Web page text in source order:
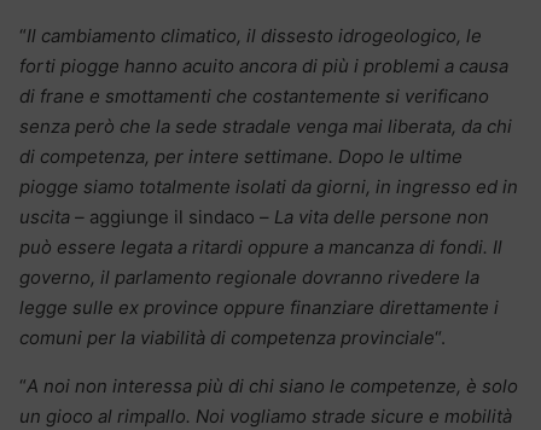
“Il cambiamento climatico, il dissesto idrogeologico, le
forti piogge hanno acuito ancora di più i problemi a causa
di frane e smottamenti che costantemente si verificano
senza però che la sede stradale venga mai liberata, da chi
di competenza, per intere settimane. Dopo le ultime
piogge siamo totalmente isolati da giorni, in ingresso ed in
uscita – aggiunge il sindaco – La vita delle persone non
può essere legata a ritardi oppure a mancanza di fondi. Il
governo, il parlamento regionale dovranno rivedere la
legge sulle ex province oppure finanziare direttamente i
comuni per la viabilità di competenza provinciale“.
“A noi non interessa più di chi siano le competenze, è solo
un gioco al rimpallo. Noi vogliamo strade sicure e mobilità